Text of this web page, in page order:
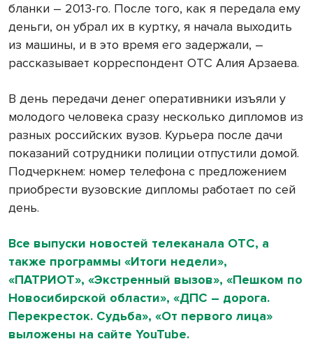
бланки – 2013-го. После того, как я передала ему
деньги, он убрал их в куртку, я начала выходить
из машины, и в это время его задержали, –
рассказывает корреспондент ОТС Алия Арзаева.
В день передачи денег оперативники изъяли у
молодого человека сразу несколько дипломов из
разных российских вузов. Курьера после дачи
показаний сотрудники полиции отпустили домой.
Подчеркнем: номер телефона с предложением
приобрести вузовские дипломы работает по сей
день.
Все выпуски новостей телеканала ОТС, а
также программы «Итоги недели»,
«ПАТРИОТ», «Экстренный вызов», «Пешком по
Новосибирской области», «ДПС – дорога.
Перекресток. Судьба», «От первого лица»
выложены на сайте YouTube.